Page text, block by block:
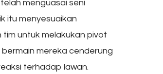
menguasai seni
itu menyesuaikan
untuk melakukan pivot
mereka cenderung
terhadap lawan.